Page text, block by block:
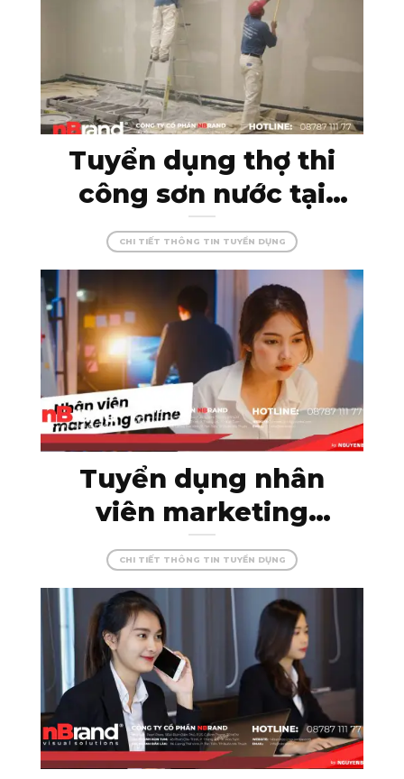
Tuyển dụng thợ thi
công sơn nước tại
Kon Tum – đam mê
cùng màu sắc, tạo
dựng những công
trình hoàn hảo!
CHI TIẾT THÔNG TIN TUYỂN DỤNG
Tuyển dụng nhân
viên marketing
online – thỏa sức
sáng tạo cùng
nBrand!
CHI TIẾT THÔNG TIN TUYỂN DỤNG